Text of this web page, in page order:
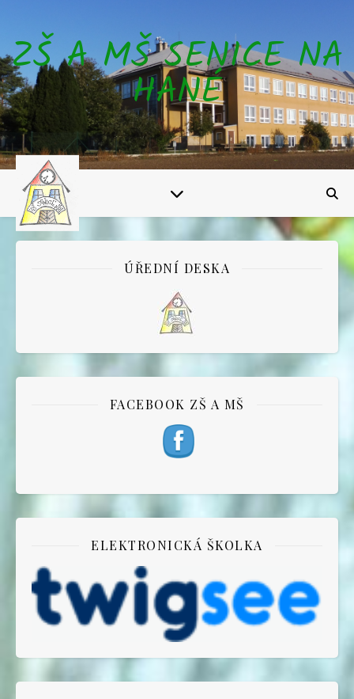
ZŠ A MŠ SENICE NA
HANÉ
ÚŘEDNÍ DESKA
FACEBOOK ZŠ A MŠ
ELEKTRONICKÁ ŠKOLKA